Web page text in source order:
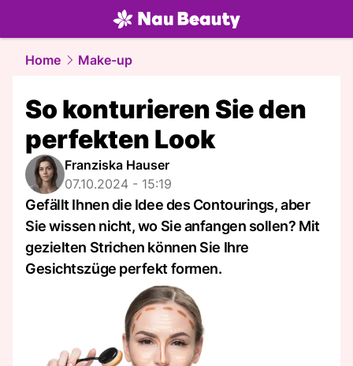
beauty.NAU.ch
Home Make-up
So konturieren Sie den
perfekten Look
Franziska Hauser
07.10.2024 - 15:19
Gefällt Ihnen die Idee des Contourings, aber
Sie wissen nicht, wo Sie anfangen sollen? Mit
gezielten Strichen können Sie Ihre
Gesichtszüge perfekt formen.